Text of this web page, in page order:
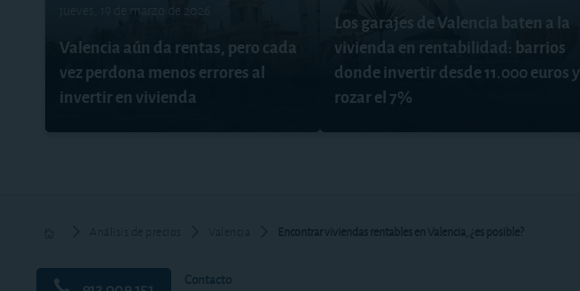
jueves, 19 de marzo de 2026
Valencia aún da rentas, pero cada
vez perdona menos errores al
invertir en vivienda
Los garajes de Valencia baten a la
vivienda en rentabilidad: barrios
donde invertir desde 11.000 euros y
rozar el 7%
Análisis de precios Valencia Encontrar viviendas rentables en Valencia, ¿es posible?
Contacto